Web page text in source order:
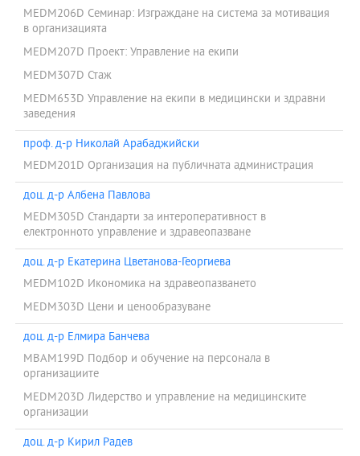
MEDM206D Семинар: Изграждане на система за мотивация
в организацията
MEDM207D Проект: Управление на екипи
MEDM307D Стаж
MEDM653D Управление на екипи в медицински и здравни
заведения
проф. д-р Николай Арабаджийски
MEDM201D Организация на публичната администрация
доц. д-р Албена Павлова
MEDM305D Стандарти за интероперативност в
електронното управление и здравеопазване
доц. д-р Екатерина Цветанова-Георгиева
MEDM102D Икономика на здравеопазването
MEDM303D Цени и ценообразуване
доц. д-р Елмира Банчева
MBAM199D Подбор и обучение на персонала в
организациите
MEDM203D Лидерство и управление на медицинските
организации
доц. д-р Кирил Радев